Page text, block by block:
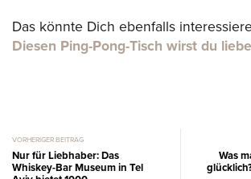
Das könnte Dich ebenfalls
Diesen Ping-Pong-Tisch wirst du
VORHERIGER BEITRAG
Nur für Liebhaber: Das
Whiskey-Bar Museum in Tel
Was